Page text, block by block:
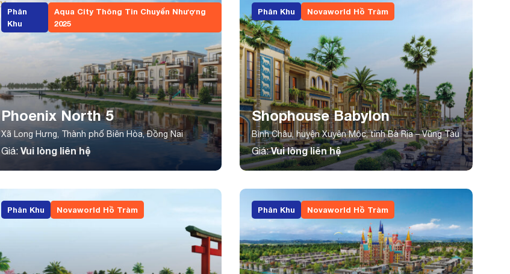
Phân
Khu
Aqua City Thông Tin Chuyển Nhượng
2025
Phoenix North 5
Xã Long Hưng, Thành phố Biên Hòa, Đồng Nai
Giá: Vui lòng liên hệ
Phân Khu Novaworld Hồ Tràm
Shophouse Babylon
Bình Châu, huyện Xuyên Mộc, tỉnh Bà Rịa – Vũng Tàu
Giá:Vui lòng liên hệ
Phân Khu Novaworld Hồ Tràm Phân Khu Novaworld Hồ Tràm